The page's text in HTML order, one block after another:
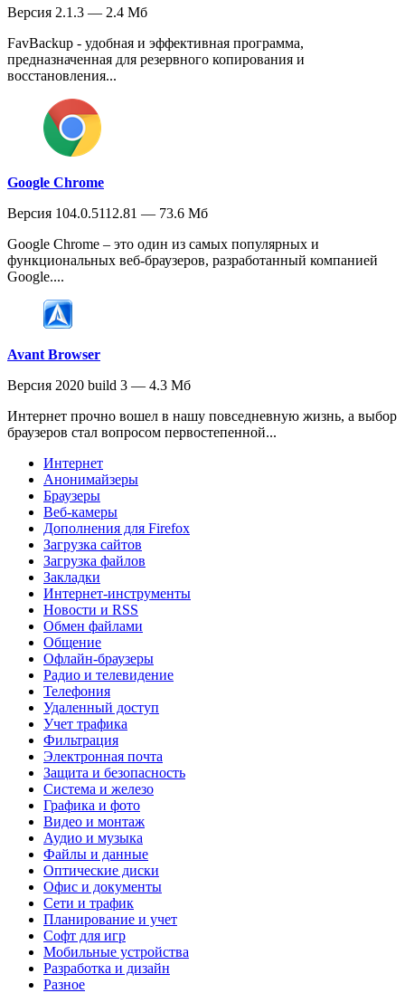
Версия 2.1.3 — 2.4 Мб
FavBackup - удобная и эффективная программа,
предназначенная для резервного копирования и
восстановления...
Google Chrome
Версия 104.0.5112.81 — 73.6 Мб
Google Chrome – это один из самых популярных и
функциональных веб-браузеров, разработанный компанией
Google....
Avant Browser
Версия 2020 build 3 — 4.3 Мб
Интернет прочно вошел в нашу повседневную жизнь, а выбор
браузеров стал вопросом первостепенной...
Интернет
Анонимайзеры
Браузеры
Веб-камеры
Дополнения для Firefox
Загрузка сайтов
Загрузка файлов
Закладки
Интернет-инструменты
Новости и RSS
Обмен файлами
Общение
Офлайн-браузеры
Радио и телевидение
Телефония
Удаленный доступ
Учет трафика
Фильтрация
Электронная почта
Защита и безопасность
Система и железо
Графика и фото
Видео и монтаж
Аудио и музыка
Файлы и данные
Оптические диски
Офис и документы
Сети и трафик
Планирование и учет
Софт для игр
Мобильные устройства
Разработка и дизайн
Разное